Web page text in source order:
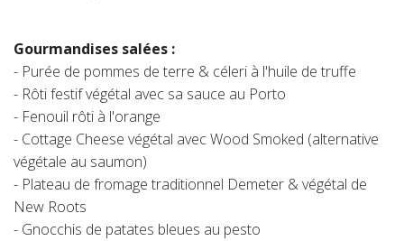
Gourmandises salées :
- Purée de pommes de terre & céleri à l'huile de truffe
- Rôti festif végétal avec sa sauce au Porto
- Fenouil rôti à l'orange
- Cottage Cheese végétal avec Wood Smoked (alternative
végétale au saumon)
- Plateau de fromage traditionnel Demeter & végétal de
New Roots
- Gnocchis de patates bleues au pesto